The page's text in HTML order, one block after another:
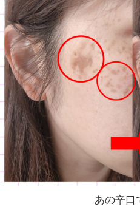
あの辛口